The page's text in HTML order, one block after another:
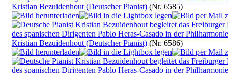
Kristian Bezuidenhout (Deutscher Pianist) (Nr. 6585)
Kristian Bezuidenhout (Deutscher Pianist) (Nr. 6586)